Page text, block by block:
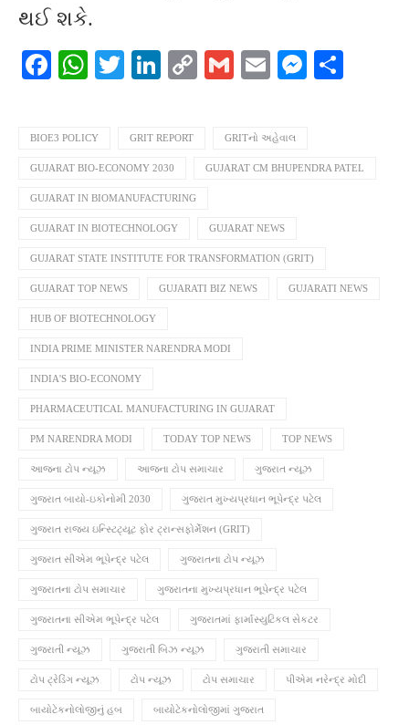
થઈ શકે.
Facebook
WhatsApp
TwitterLinkedIn
CopyGmailEmail
BIOE3 POLICY GRIT REPORT GRITનો અહેવાલ
GUJARAT BIO-ECONOMY 2030 GUJARAT CM BHUPENDRA PATEL
GUJARAT IN BIOMANUFACTURING
GUJARAT IN BIOTECHNOLOGY GUJARAT NEWS
GUJARAT STATE INSTITUTE FOR TRANSFORMATION (GRIT)
GUJARAT TOP NEWS GUJARATI BIZ NEWS GUJARATI NEWS
HUB OF BIOTECHNOLOGY
INDIA PRIME MINISTER NARENDRA MODI
INDIA'S BIO-ECONOMY
PHARMACEUTICAL MANUFACTURING IN GUJARAT
PM NARENDRA MODI TODAY TOP NEWS TOP NEWS
આજના ટોપ ન્યૂઝ આજના ટોપ સમાચાર ગુજરાત ન્યૂઝ
ગુજરાત બાયો-ઇકોનોમી 2030 ગુજરાત મુખ્યપ્રધાન ભૂપેન્દ્ર પટેલ
ગુજરાત રાજ્ય ઇન્સ્ટિટ્યૂટ ફોર ટ્રાન્સફોર્મેશન (GRIT)
ગુજરાત સીએમ ભૂપેન્દ્ર પટેલ ગુજરાતના ટોપ ન્યૂઝ
ગુજરાતના ટોપ સમાચાર ગુજરાતના મુખ્યપ્રધાન ભૂપેન્દ્ર પટેલ
ગુજરાતના સીએમ ભૂપેન્દ્ર પટેલ ગુજરાતમાં ફાર્માસ્યુટિકલ સેકટર
ગુજરાતી ન્યૂઝ ગુજરાતી બિઝ ન્યૂઝ ગુજરાતી સમાચાર
ટોપ ટ્રેડિંગ ન્યૂઝ ટોપ ન્યૂઝ ટોપ સમાચાર પીએમ નરેન્દ્ર મોદી
બાયોટેકનોલોજીનું હબ બાયોટેકનોલોજીમાં ગુજરાત